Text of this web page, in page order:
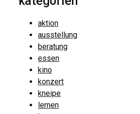
aktion
ausstellung
beratung
essen
kino
konzert
kneipe
lernen